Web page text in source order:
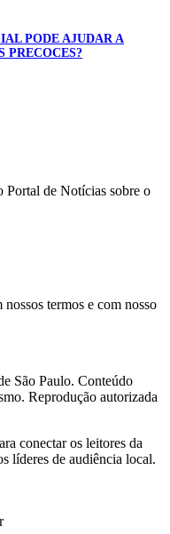
PODE AJUDAR A
PRECOCES?
Portal de Notícias sobre o
termos e com nosso
São Paulo. Conteúdo
Reprodução autorizada
conectar os leitores da
líderes de audiência local.